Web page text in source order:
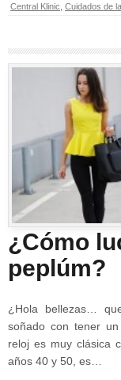
Central Klinic, Cuidados de
¿Cómo
peplúm?
¿Hola bellezas…
soñado con tener
reloj es muy clásica
años 40 y 50, es…